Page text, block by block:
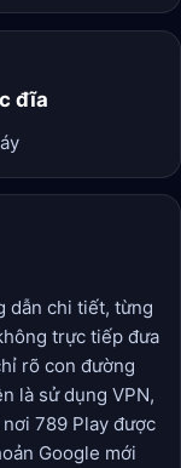
đĩa
dẫn chi tiết, từng
trực tiếp đưa
rõ con đường
là sử dụng VPN,
789 Play được
Google mới